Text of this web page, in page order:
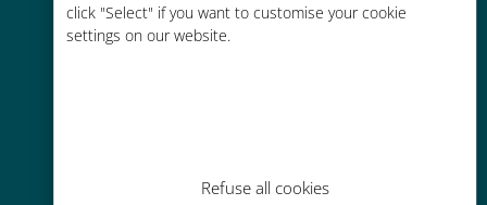
click "Select" if you want to customise your cookie
settings on our website.
Refuse all cookies